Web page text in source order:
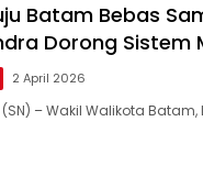
Batam Bebas
Dorong Sistem
2 April 2026
– Wakil Walikota Batam,